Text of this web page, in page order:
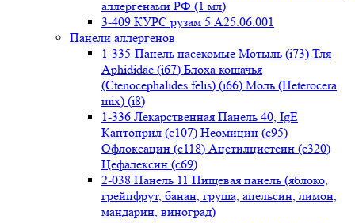
аллергенами РФ (1 мл)
3-409 КУРС рузам 5 А25.06.001
Панели аллергенов
1-335-Панель насекомые Мотыль (i73) Тля
Aphididae (i67) Блоха кошачья
(Ctenocephalides felis) (i66) Моль (Heterocera
mix) (i8)
1-336 Лекарственная Панель 40, IgE
Каптоприл (с107) Неомицин (c95)
Офлоксацин (с118) Ацетилцистеин (с320)
Цефалексин (с69)
2-038 Панель 11 Пищевая панель (яблоко,
грейпфрут, банан, груша, апельсин, лимон,
мандарин, виноград)